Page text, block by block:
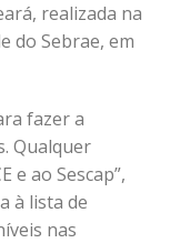
realizada na
do Sebrae, em
fazer a
Qualquer
e ao Sescap”,
à lista de
nas